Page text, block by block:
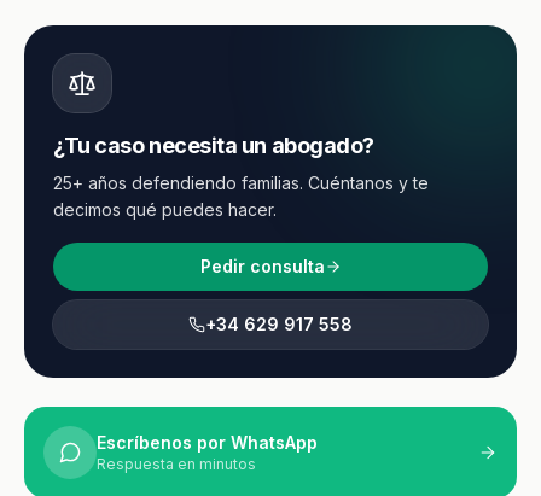
¿Tu caso necesita un abogado?
25+ años defendiendo familias. Cuéntanos y te
decimos qué puedes hacer.
Pedir consulta
+34 629 917 558
Escríbenos por WhatsApp
Respuesta en minutos